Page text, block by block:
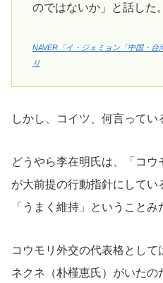
のではないか」と話した。
NAVER「イ・ジェミョン「中国・
り
しかし、コイツ、何言ってい
どうやら李在明氏は、「コ
が大前提の行動指針にしてい
「うまく維持」ということみ
コウモリ外交の代表格とし
ネクネ（朴槿恵氏）がいたの